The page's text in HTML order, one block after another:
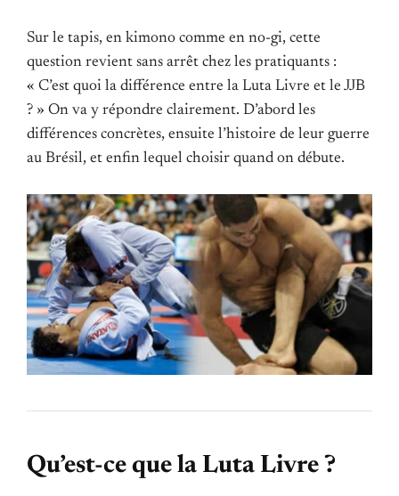
Sur le tapis, en kimono comme en no-gi, cette
question revient sans arrêt chez les pratiquants :
« C’est quoi la différence entre la Luta Livre et le JJB
? » On va y répondre clairement. D’abord les
différences concrètes, ensuite l’histoire de leur guerre
au Brésil, et enfin lequel choisir quand on débute.
Qu’est-ce que la Luta Livre ?